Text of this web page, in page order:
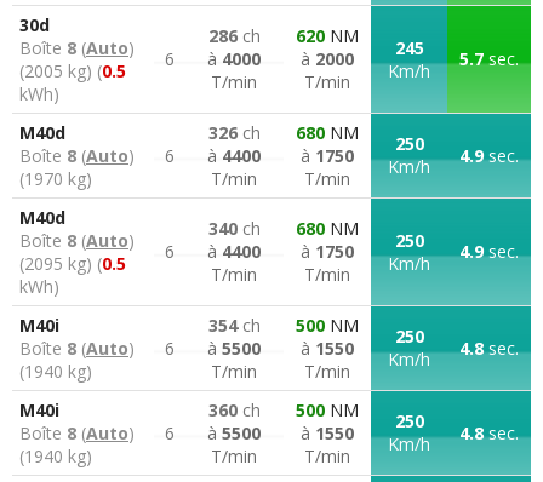
30d
Boîte 8 (Auto)
(2005 kg) (0.5
kWh)
6
286ch
à 4000
T/min
620 NM
à 2000
T/min
245
Km/h
5.7sec.
M40d
Boîte 8 (Auto)
(1970 kg)
6
326ch
à 4400
T/min
680 NM
à 1750
T/min
250
Km/h
4.9sec.
M40d
Boîte 8 (Auto)
(2095 kg) (0.5
kWh)
6
340ch
à 4400
T/min
680 NM
à 1750
T/min
250
Km/h
4.9sec.
M40i
Boîte 8 (Auto)
(1940 kg)
6
354ch
à 5500
T/min
500 NM
à 1550
T/min
250
Km/h
4.8sec.
M40i
Boîte 8 (Auto)
(1940 kg)
6
360ch
à 5500
T/min
500 NM
à 1550
T/min
250
Km/h
4.8sec.